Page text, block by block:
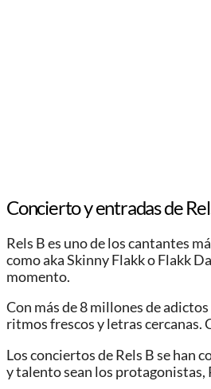
Concierto y entradas de
Rels B es uno de los cantantes
como aka Skinny Flakk o Flakk
momento.
Con más de 8 millones de
ritmos frescos y letras cercanas.
Los conciertos de Rels B se han
y talento sean los protagonistas,